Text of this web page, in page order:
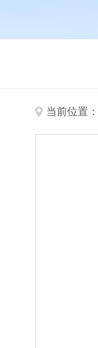
当前位置：